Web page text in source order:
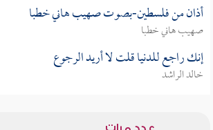
أذان من فلسطين-بصوت صهيب هاني خطبا
صهيب هاني خطبا
إنك راجع للدنيا قلت لا أريد الرجوع
خالد الراشد